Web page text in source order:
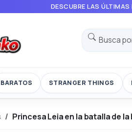
DESCUBRE LAS
BARATOS STRANGER THINGS
Princesa Leia en la batalla de la